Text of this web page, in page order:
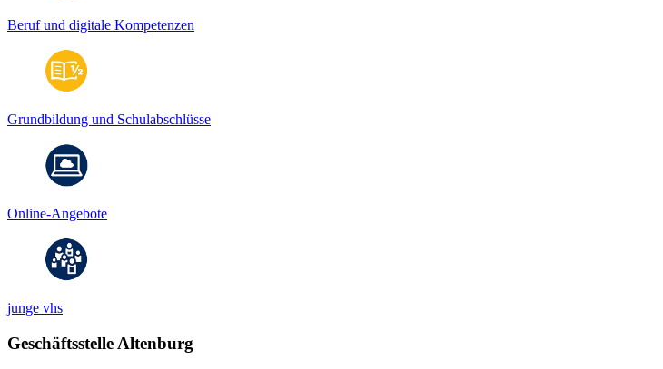
Beruf und digitale Kompetenzen
Grundbildung und Schulabschlüsse
Online-Angebote
junge vhs
Geschäftsstelle Altenburg